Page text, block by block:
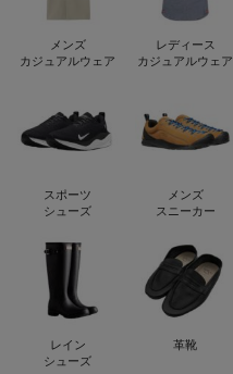
メンズ
カジュアルウェア
レディース
カジュアルウェア
スポーツ
シューズ
メンズ
スニーカー
レイン
シューズ
革靴